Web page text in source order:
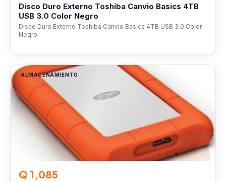
Disco Duro Externo Toshiba Canvio Basics 4TB
USB 3.0 Color Negro
Disco Duro Externo Toshiba Canvio Basics 4TB USB 3.0 Color
Negro
ALMACENAMIENTO
Q 1,085